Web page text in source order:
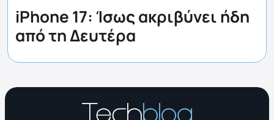
iPhone 17: Ίσως ακριβύνει ήδη
από τη Δευτέρα